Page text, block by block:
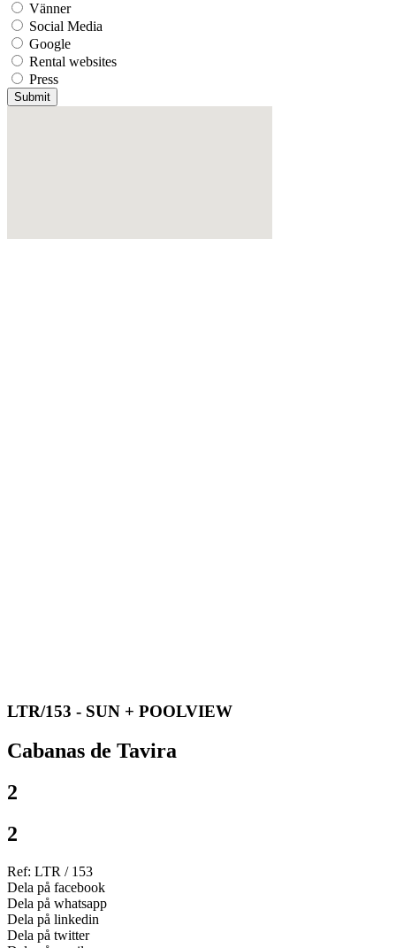
Vänner
Social Media
Google
Rental websites
Press
Submit
LTR/153 - SUN + POOLVIEW
Cabanas de Tavira
2
2
Ref: LTR / 153
Dela på facebook
Dela på whatsapp
Dela på linkedin
Dela på twitter